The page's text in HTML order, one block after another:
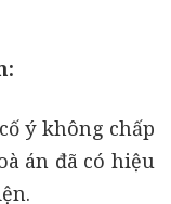
ý không chấp
án đã có hiệu